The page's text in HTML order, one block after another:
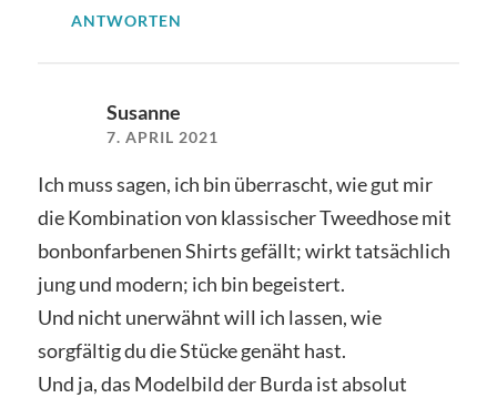
ANTWORTEN
Susanne
7. APRIL 2021
Ich muss sagen, ich bin überrascht, wie gut mir
die Kombination von klassischer Tweedhose mit
bonbonfarbenen Shirts gefällt; wirkt tatsächlich
jung und modern; ich bin begeistert.
Und nicht unerwähnt will ich lassen, wie
sorgfältig du die Stücke genäht hast.
Und ja, das Modelbild der Burda ist absolut